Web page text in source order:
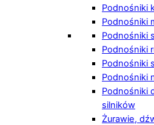
Podnośniki
Podnośniki
Podnośniki
Podnośniki
Podnośniki
Podnośniki
Podnośniki
silników
Żurawie,